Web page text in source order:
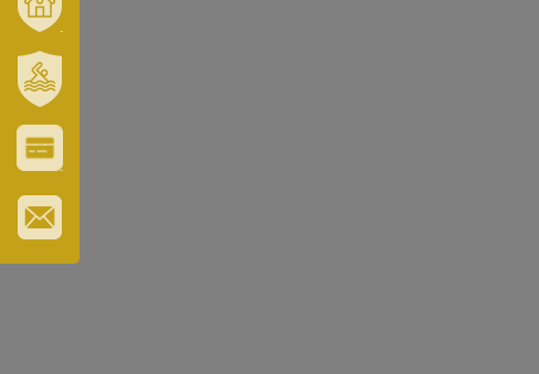
ÉS
TÉRSÉGÜNK
ERZSÉBET
GYÓGYFÜRDŐ
ÉS
TURISZTIKAI
KÁRTYA